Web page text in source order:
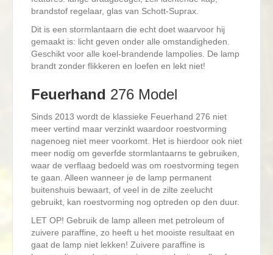
brandstof regelaar, glas van Schott-Suprax.
Dit is een stormlantaarn die echt doet waarvoor hij
gemaakt is: licht geven onder alle omstandigheden.
Geschikt voor alle koel-brandende lampolies. De lamp
brandt zonder flikkeren en loefen en lekt niet!
Feuerhand 276 Model
Sinds 2013 wordt de klassieke Feuerhand 276 niet
meer vertind maar verzinkt waardoor roestvorming
nagenoeg niet meer voorkomt. Het is hierdoor ook niet
meer nodig om geverfde stormlantaarns te gebruiken,
waar de verflaag bedoeld was om roestvorming tegen
te gaan. Alleen wanneer je de lamp permanent
buitenshuis bewaart, of veel in de zilte zeelucht
gebruikt, kan roestvorming nog optreden op den duur.
LET OP! Gebruik de lamp alleen met petroleum of
zuivere paraffine, zo heeft u het mooiste resultaat en
gaat de lamp niet lekken! Zuivere paraffine is